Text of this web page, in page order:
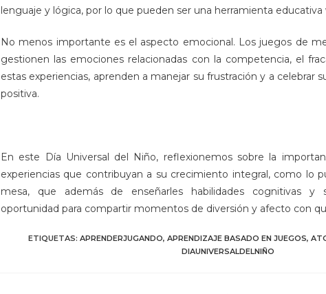
lenguaje y lógica, por lo que pueden ser una herramienta educativa
No menos importante es el aspecto emocional. Los juegos de
gestionen las emociones relacionadas con la competencia, el
estas experiencias, aprenden a manejar su frustración y a celebrar
positiva.
En este Día Universal del Niño, reflexionemos sobre la
experiencias que contribuyan a su crecimiento integral, como lo
mesa, que además de enseñarles habilidades cognitivas y
oportunidad para compartir momentos de diversión y afecto con
ETIQUETAS: APRENDERJUGANDO, APRENDIZAJE BASADO EN JUEGOS,
DIAUNIVERSALDELNIÑO